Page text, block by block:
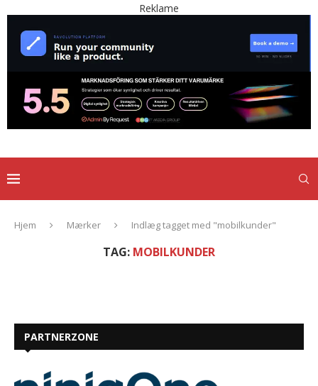
Reklame
Hjem Mærker Indlæg tagget med "mobilkunder"
TAG: MOBILKUNDER
PARTNERZONE